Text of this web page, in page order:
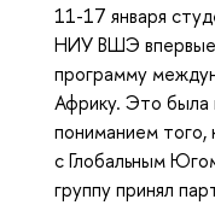
11-17 января
НИУ ВШЭ впервые
программу
Африку. Это была
пониманием того,
с Глобальным
группу принял